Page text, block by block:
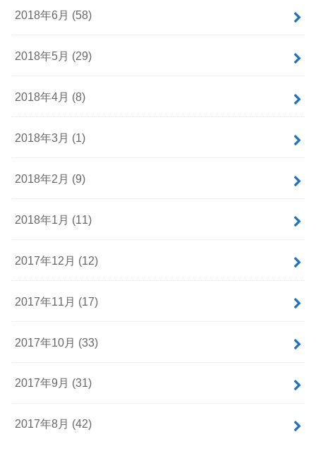
2018年6月 (58)
2018年5月 (29)
2018年4月 (8)
2018年3月 (1)
2018年2月 (9)
2018年1月 (11)
2017年12月 (12)
2017年11月 (17)
2017年10月 (33)
2017年9月 (31)
2017年8月 (42)